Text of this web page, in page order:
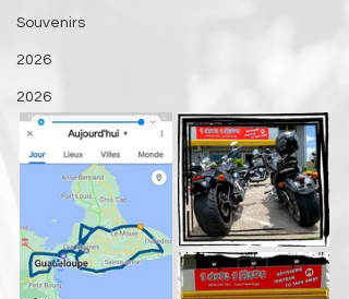
Souvenirs
2026
2026